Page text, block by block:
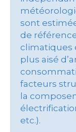
sont
de
climatiques
plus aisé
facteurs
la
etc.).